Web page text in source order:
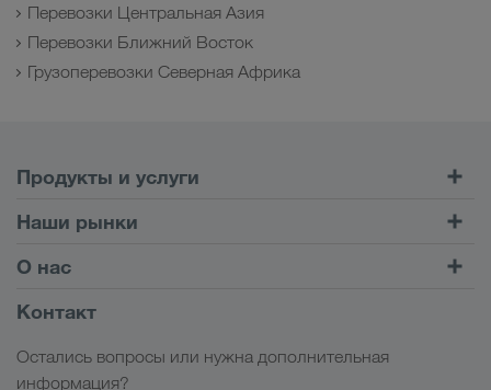
Перевозки Центральная Азия
Перевозки Ближний Восток
Грузоперевозки Северная Африка
Продукты и услуги
Клиентский портал CONNECT
Цифровые решения
Мой вход в систему LKW WALTER
Наши рынки
Европа
Кавказ
Центральная Азия
О нас
Социальная ответственность
Контакт
Остались вопросы или нужна дополнительная
информация?